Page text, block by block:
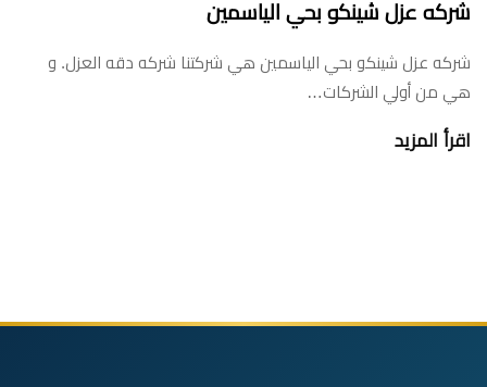
شركه عزل شينكو بحي الياسمين
شركه عزل شينكو بحي الياسمين هي شركتنا شركه دقه العزل. و
هي من أولي الشركات…
اقرأ المزيد